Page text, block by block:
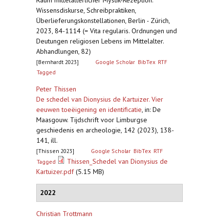
Wissensdiskurse, Schreibpraktiken,
Überlieferungskonstellationen, Berlin - Zürich,
2023, 84-1114 (= Vita regularis. Ordnungen und
Deutungen religiosen Lebens im Mittelalter.
Abhandlungen, 82)
[Bernhardt 2023] Google Scholar BibTex RTF
Tagged
Peter Thissen
De schedel van Dionysius de Kartuizer. Vier
eeuwen toeëigening en identificatie, in: De
Maasgouw. Tijdschrift voor Limburgse
geschiedenis en archeologie, 142 (2023), 138-
141, ill.
[Thissen 2023] Google Scholar BibTex RTF
Tagged
Thissen_Schedel van Dionysius de
Kartuizer.pdf(5.15 MB)
2022
Christian Trottmann